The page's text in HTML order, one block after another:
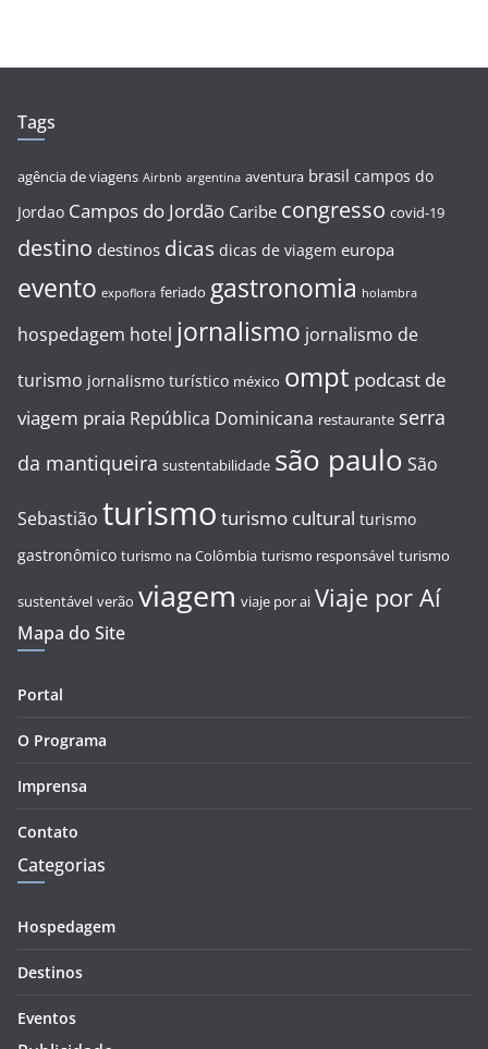
Tags
agência de viagens Airbnb argentina aventura brasil campos do
Jordao Campos do Jordão Caribe congresso covid-19
destino destinos dicas dicas de viagem europa
evento expoflora feriado gastronomia holambra
hospedagem hotel jornalismo jornalismo de
turismo jornalismo turístico méxico ompt podcast de
viagem praia República Dominicana restaurante serra
da mantiqueira sustentabilidade são paulo São
Sebastião turismo turismo cultural turismo
gastronômico turismo na Colômbia turismo responsável turismo
sustentável verão viagem viaje por ai Viaje por Aí
Mapa do Site
Portal
O Programa
Imprensa
Contato
Categorias
Hospedagem
Destinos
Eventos